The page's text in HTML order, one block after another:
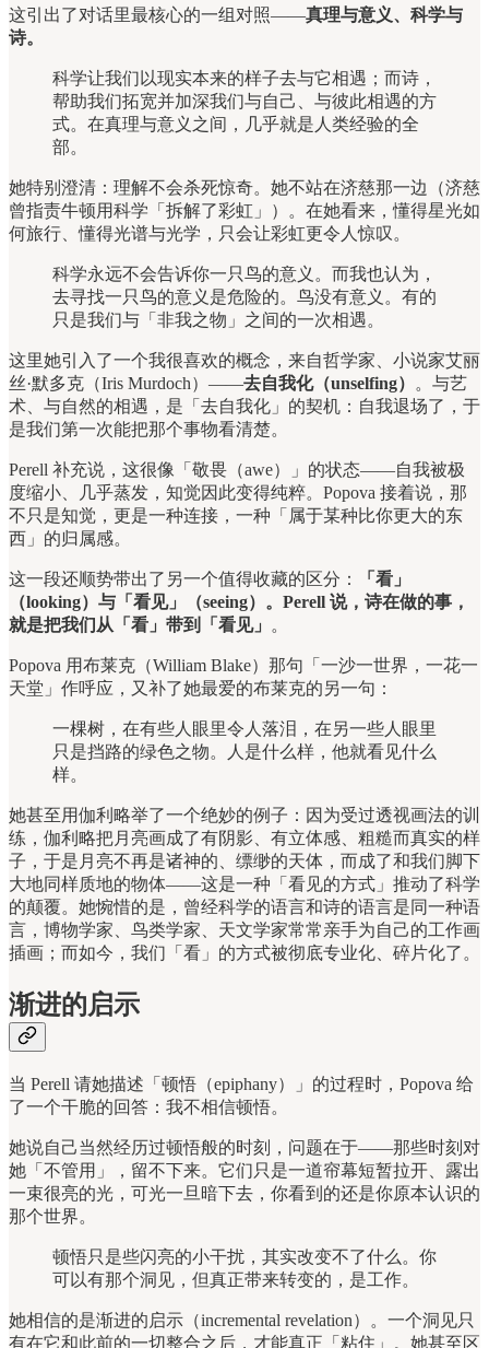
这引出了对话里最核心的一组对照——真理与意义、科学与
诗。
科学让我们以现实本来的样子去与它相遇；而诗，
帮助我们拓宽并加深我们与自己、与彼此相遇的方
式。在真理与意义之间，几乎就是人类经验的全
部。
她特别澄清：理解不会杀死惊奇。她不站在济慈那一边（济慈
曾指责牛顿用科学「拆解了彩虹」）。在她看来，懂得星光如
何旅行、懂得光谱与光学，只会让彩虹更令人惊叹。
科学永远不会告诉你一只鸟的意义。而我也认为，
去寻找一只鸟的意义是危险的。鸟没有意义。有的
只是我们与「非我之物」之间的一次相遇。
这里她引入了一个我很喜欢的概念，来自哲学家、小说家艾丽
丝·默多克（Iris Murdoch）——去自我化（unselfing）
。与艺
术、与自然的相遇，是「去自我化」的契机：自我退场了，于
是我们第一次能把那个事物看清楚。
Perell 补充说，这很像「敬畏（awe）」的状态——自我被极
度缩小、几乎蒸发，知觉因此变得纯粹。Popova 接着说，那
不只是知觉，更是一种连接，一种「属于某种比你更大的东
西」的归属感。
这一段还顺势带出了另一个值得收藏的区分：
「看」
（looking）与「看见」（seeing）。Perell 说，诗在做的事，
就是把我们从「看」带到「看见」
。
Popova 用布莱克（William Blake）那句「一沙一世界，一花一
天堂」作呼应，又补了她最爱的布莱克的另一句：
一棵树，在有些人眼里令人落泪，在另一些人眼里
只是挡路的绿色之物。人是什么样，他就看见什么
样。
她甚至用伽利略举了一个绝妙的例子：因为受过透视画法的训
练，伽利略把月亮画成了有阴影、有立体感、粗糙而真实的样
子，于是月亮不再是诸神的、缥缈的天体，而成了和我们脚下
大地同样质地的物体——这是一种「看见的方式」推动了科学
的颠覆。她惋惜的是，曾经科学的语言和诗的语言是同一种语
言，博物学家、鸟类学家、天文学家常常亲手为自己的工作画
插画；而如今，我们「看」的方式被彻底专业化、碎片化了。
渐进的启示
当 Perell 请她描述「顿悟（epiphany）」的过程时，Popova 给
了一个干脆的回答：我不相信顿悟。
她说自己当然经历过顿悟般的时刻，问题在于——那些时刻对
她「不管用」，留不下来。它们只是一道帘幕短暂拉开、露出
一束很亮的光，可光一旦暗下去，你看到的还是你原本认识的
那个世界。
顿悟只是些闪亮的小干扰，其实改变不了什么。你
可以有那个洞见，但真正带来转变的，是工作。
她相信的是渐进的启示（incremental revelation）。一个洞见只
有在它和此前的一切整合之后，才能真正「粘住」。她甚至区